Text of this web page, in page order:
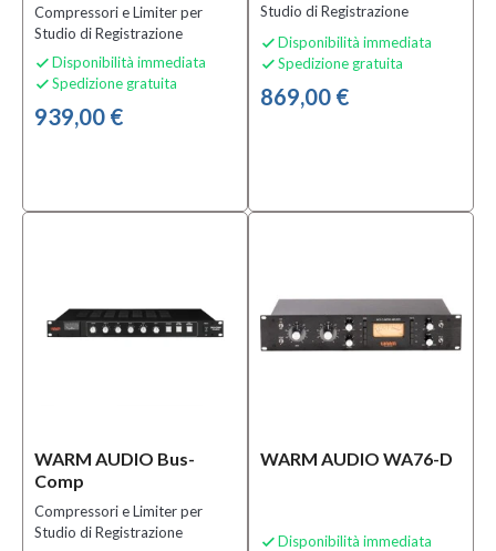
Compressori e Limiter per
Studio di Registrazione
 Disponibilità immediata
 Spedizione gratuita
939,00 €
Studio di Registrazione
 Disponibilità immediata
 Spedizione gratuita
869,00 €
WARM AUDIO Bus-
Comp
Compressori e Limiter per
Studio di Registrazione
WARM AUDIO WA76-D
 Disponibilità immediata